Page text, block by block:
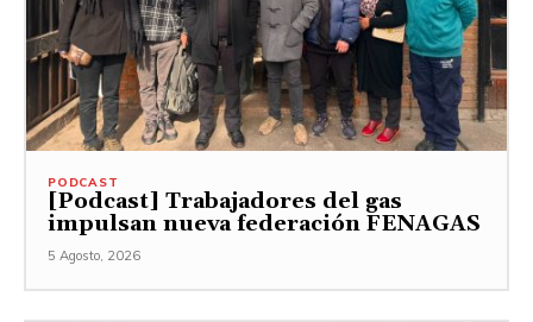
PODCAST
[Podcast] Trabajadores del gas
impulsan nueva federación FENAGAS
5 Agosto, 2026